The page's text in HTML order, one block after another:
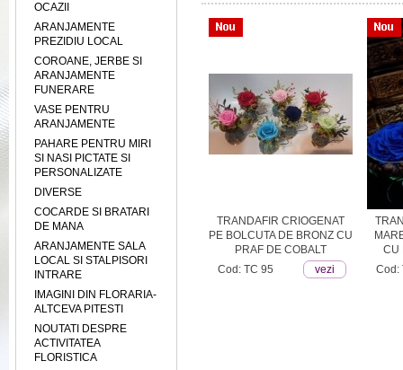
OCAZII
ARANJAMENTE
PREZIDIU LOCAL
COROANE, JERBE SI
ARANJAMENTE
FUNERARE
VASE PENTRU
ARANJAMENTE
PAHARE PENTRU MIRI
SI NASI PICTATE SI
PERSONALIZATE
DIVERSE
COCARDE SI BRATARI
DE MANA
ARANJAMENTE SALA
LOCAL SI STALPISORI
INTRARE
IMAGINI DIN FLORARIA-
ALTCEVA PITESTI
NOUTATI DESPRE
ACTIVITATEA
FLORISTICA
TRANDAFIRI CRIOGENATI -
Cod: TC2
TRANDAFIR CRIOGENAT
PE BOLCUTA DE BRONZ CU
PRAF DE COBALT
Cod: TC 95
vezi
CU
Cod: